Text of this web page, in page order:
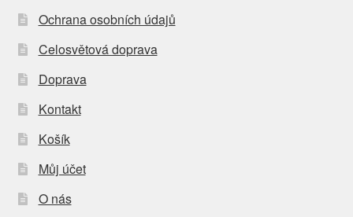
Ochrana osobních údajů
Celosvětová doprava
Doprava
Kontakt
Košík
Můj účet
O nás